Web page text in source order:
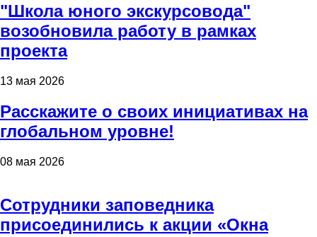
"Школа юного экскурсовода"
возобновила работу в рамках
проекта
13 мая 2026
Расскажите о своих инициативах на
глобальном уровне!
08 мая 2026
Сотрудники заповедника
присоединились к акции «Окна